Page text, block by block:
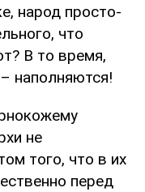
народ просто-
что
В то время,
наполняются!
не
того, что в их
перед